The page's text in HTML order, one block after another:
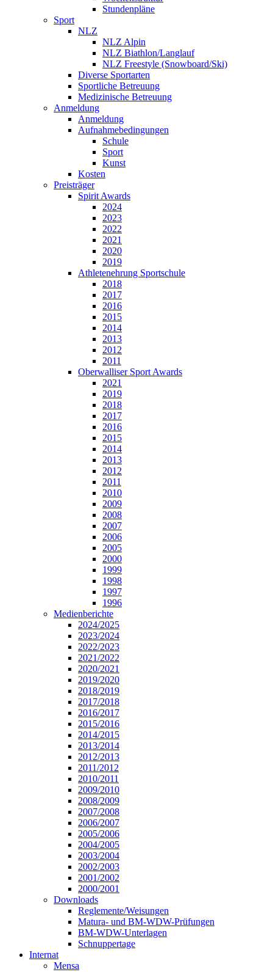
Stundenpläne
Sport
NLZ
NLZ Alpin
NLZ Biathlon/Langlauf
NLZ Freestyle (Snowboard/Ski)
Diverse Sportarten
Sportliche Betreuung
Medizinische Betreuung
Anmeldung
Anmeldung
Aufnahmebedingungen
Schule
Sport
Kunst
Kosten
Preisträger
Spirit Awards
2024
2023
2022
2021
2020
2019
Athletenehrung Sportschule
2018
2017
2016
2015
2014
2013
2012
2011
Oberwalliser Sport Awards
2021
2019
2018
2017
2016
2015
2014
2013
2012
2011
2010
2009
2008
2007
2006
2005
2000
1999
1998
1997
1996
Medienberichte
2024/2025
2023/2024
2022/2023
2021/2022
2020/2021
2019/2020
2018/2019
2017/2018
2016/2017
2015/2016
2014/2015
2013/2014
2012/2013
2011/2012
2010/2011
2009/2010
2008/2009
2007/2008
2006/2007
2005/2006
2004/2005
2003/2004
2002/2003
2001/2002
2000/2001
Downloads
Reglemente/Weisungen
Matura- und BM-WDW-Prüfungen
BM-WDW-Unterlagen
Schnuppertage
Internat
Mensa